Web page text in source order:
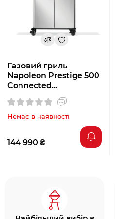
велика
нержавіючої сталі;
великий задній
нержавіючої сталі
ширину поверхні
3 термощупи, які
одночасно, до 300 °C;
додатковий
грати для
сталі, компактні та
міцні розсікачі
компактна
Газовий гриль
Napoleon Prestige 500
Connected
P500VXRSIBPSS-RC
Немає в наявності
144 990 ₴